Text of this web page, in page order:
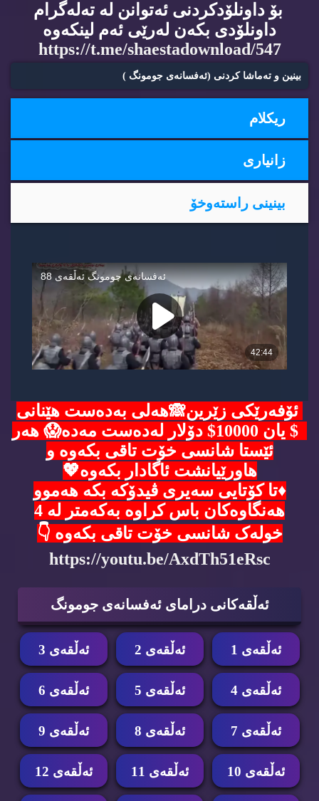
بۆ داونلۆدكردنی ئه‌توانن له‌ ته‌له‌گرام
داونلۆدی بكه‌ن له‌رێی ئه‌م لینكه‌وه‌
https://t.me/shaestadownload/547
بینین و ته‌ماشا كردنی (ئه‌فسانه‌ی جومونگ )
ریكلام
زانیاری
بینینی راسته‌وخۆ
ئۆفەرێکی زێرین🙈هەلی بەدەست هێنانی
5$ یان 10000$ دۆلار لەدەست مەدە😱 هەر
ئێستا شانسی خۆت تاقی بکەوە و
هاورێیانشت ئاگادار بکەوە💖
♦️تا کۆتایی سەیری ڤیدۆکە بکە هەموو
هەنگاوەکان باس کراوە بەکەمتر لە 4
خولەک شانسی خۆت تاقی بکەوە 👇
https://youtu.be/AxdTh51eRsc
ئه‌ڵقه‌كانی درامای ئه‌فسانه‌ی جومونگ
ئه‌ڵقه‌ی 1 ئه‌ڵقه‌ی 2 ئه‌ڵقه‌ی 3
ئه‌ڵقه‌ی 4 ئه‌ڵقه‌ی 5 ئه‌ڵقه‌ی 6
ئه‌ڵقه‌ی 7 ئه‌ڵقه‌ی 8 ئه‌ڵقه‌ی 9
ئه‌ڵقه‌ی 10 ئه‌ڵقه‌ی 11 ئه‌ڵقه‌ی 12